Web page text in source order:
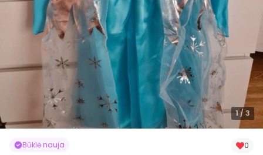
1/ 3
Būklė nauja 0